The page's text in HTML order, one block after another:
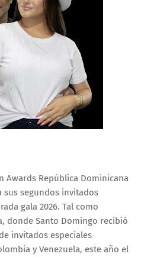
Awards República Dominicana
segundos invitados
gala 2026. Tal como
donde Santo Domingo recibió
invitados especiales
y Venezuela, este año el